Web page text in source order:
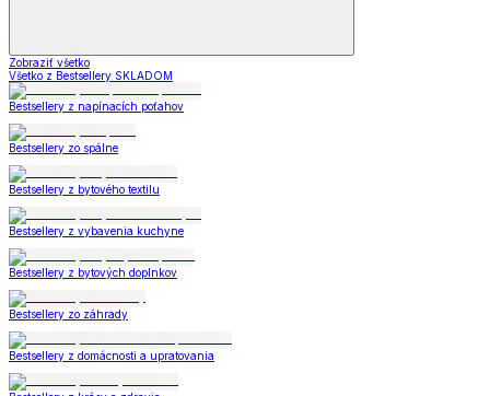
Zobraziť všetko
Všetko z Bestsellery SKLADOM
Bestsellery z napínacích poťahov
Bestsellery zo spálne
Bestsellery z bytového textilu
Bestsellery z vybavenia kuchyne
Bestsellery z bytových doplnkov
Bestsellery zo záhrady
Bestsellery z domácnosti a upratovania